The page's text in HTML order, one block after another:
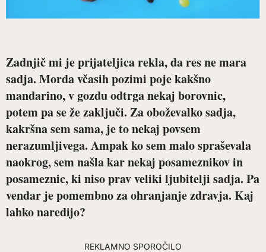
Zadnjič mi je prijateljica rekla, da res ne mara
sadja. Morda včasih pozimi poje kakšno
mandarino, v gozdu odtrga nekaj borovnic,
potem pa se že zaključi. Za oboževalko sadja,
kakršna sem sama, je to nekaj povsem
nerazumljivega. Ampak ko sem malo spraševala
naokrog, sem našla kar nekaj posameznikov in
posameznic, ki niso prav veliki ljubitelji sadja. Pa
vendar je pomembno za ohranjanje zdravja. Kaj
lahko naredijo?
REKLAMNO SPOROČILO